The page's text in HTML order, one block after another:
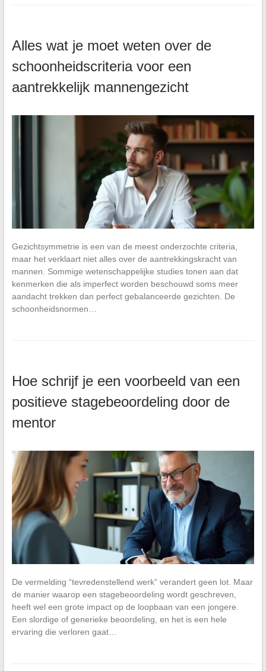
Alles wat je moet weten over de
schoonheidscriteria voor een
aantrekkelijk mannengezicht
Gezichtsymmetrie is een van de meest onderzochte criteria,
maar het verklaart niet alles over de aantrekkingskracht van
mannen. Sommige wetenschappelijke studies tonen aan dat
kenmerken die als imperfect worden beschouwd soms meer
aandacht trekken dan perfect gebalanceerde gezichten. De
schoonheidsnormen…
Hoe schrijf je een voorbeeld van een
positieve stagebeoordeling door de
mentor
De vermelding “tevredenstellend werk” verandert geen lot. Maar
de manier waarop een stagebeoordeling wordt geschreven,
heeft wel een grote impact op de loopbaan van een jongere.
Een slordige of generieke beoordeling, en het is een hele
ervaring die verloren gaat…